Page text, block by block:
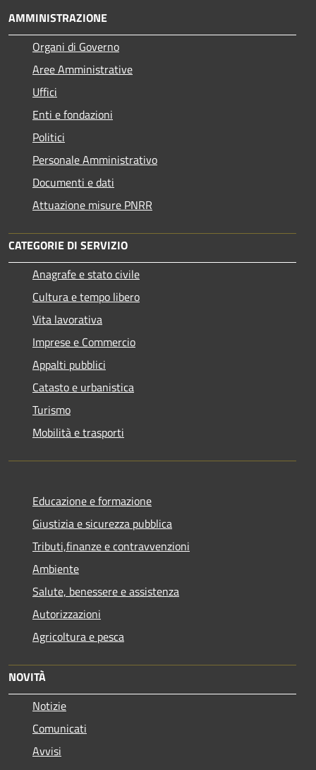
AMMINISTRAZIONE
Organi di Governo
Aree Amministrative
Uffici
Enti e fondazioni
Politici
Personale Amministrativo
Documenti e dati
Attuazione misure PNRR
CATEGORIE DI SERVIZIO
Anagrafe e stato civile
Cultura e tempo libero
Vita lavorativa
Imprese e Commercio
Appalti pubblici
Catasto e urbanistica
Turismo
Mobilità e trasporti
Educazione e formazione
Giustizia e sicurezza pubblica
Tributi,finanze e contravvenzioni
Ambiente
Salute, benessere e assistenza
Autorizzazioni
Agricoltura e pesca
NOVITÀ
Notizie
Comunicati
Avvisi